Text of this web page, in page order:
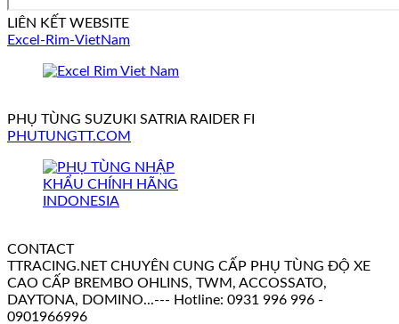
LIÊN KẾT WEBSITE
Excel-Rim-VietNam
PHỤ TÙNG SUZUKI SATRIA RAIDER FI
PHUTUNGTT.COM
CONTACT
TTRACING.NET CHUYÊN CUNG CẤP PHỤ TÙNG ĐỘ XE
CAO CẤP BREMBO OHLINS, TWM, ACCOSSATO,
DAYTONA, DOMINO...--- Hotline: 0931 996 996 -
0901966996